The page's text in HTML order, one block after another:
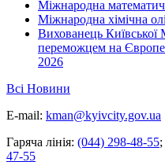
Міжнародна
Міжнародна хімічна
Вихованець
переможцем на
2026
Всі Новини
E-mail: kman@kyivcity.gov.ua
Гаряча лінія: (044) 298-48-55;
47-55